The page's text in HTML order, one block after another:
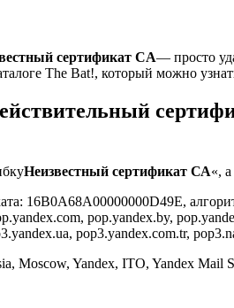
сертификат CA— просто
The Bat!, который можно
Неизвестный сертификат СА«,
16B0A68A00000000D49E,
pop.yandex.by,
pop3.yandex.com.tr,
Moscow, Yandex, ITO, Yandex Mail